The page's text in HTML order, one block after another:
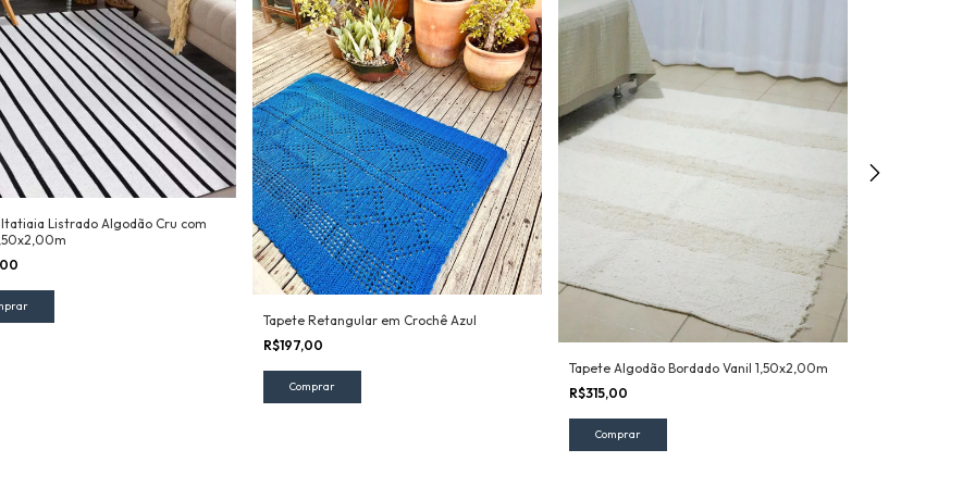
Listrado Algodão Cru com
Tapete Retangular em Crochê Azul
R$197,00
Tapete Algodão Bordado Vanil 1,50x2,00m
R$315,00